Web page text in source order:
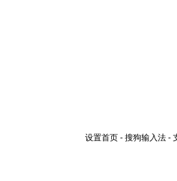
设置首页 - 搜狗输入法 -